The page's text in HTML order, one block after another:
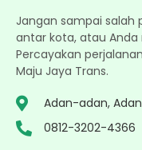
Jangan sampai salah
antar kota, atau Anda
Percayakan
Maju Jaya Trans.
Adan-adan,
0812-3202-4366